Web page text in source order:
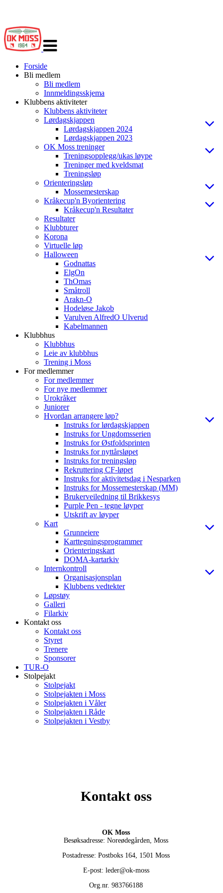
navigasjon
Forside
Bli medlem
Bli medlem
Innmeldingsskjema
Klubbens aktiviteter
Klubbens aktiviteter
Lørdagskjappen
Lørdagskjappen 2024
Lørdagskjappen 2023
OK Moss treninger
Treningsopplegg/ukas løype
Treninger med kveldsmat
Treningsløp
Orienteringsløp
Mossemesterskap
Kråkecup'n Byorientering
Kråkecup'n Resultater
Resultater
Klubbturer
Korona
Virtuelle løp
Halloween
Godnattas
ElgOn
ThOmas
Småtroll
Arakn-O
Hodeløse Jakob
Varulven AlfredO Ulverud
Kabelmannen
Klubbhus
Klubbhus
Leie av klubbhus
Trening i Moss
For medlemmer
For medlemmer
For nye medlemmer
Urokråker
Juniorer
Hvordan arrangere løp?
Instruks for lørdagskjappen
Instruks for Ungdomsserien
Instruks for Østfoldsprinten
Instruks for nyttårsløpet
Instruks for treningsløp
Rekruttering CF-løpet
Instruks for aktivitetsdag i Nesparken
Instruks for Mossemesterskap (MM)
Brukerveiledning til Brikkesys
Purple Pen - tegne løyper
Utskrift av løyper
Kart
Grunneiere
Karttegningsprogrammer
Orienteringskart
DOMA-kartarkiv
Internkontroll
Organisasjonsplan
Klubbens vedtekter
Løpstøy
Galleri
Filarkiv
Kontakt oss
Kontakt oss
Styret
Trenere
Sponsorer
TUR-O
Stolpejakt
Stolpejakt
Stolpejakten i Moss
Stolpejakten i Våler
Stolpejakten i Råde
Stolpejakten i Vestby
Kontakt oss
OK Moss
Besøksadresse: Noreødegården, Moss
Postadresse: Postboks 164, 1501 Moss
E-post: leder@ok-moss
Org.nr. 983766188